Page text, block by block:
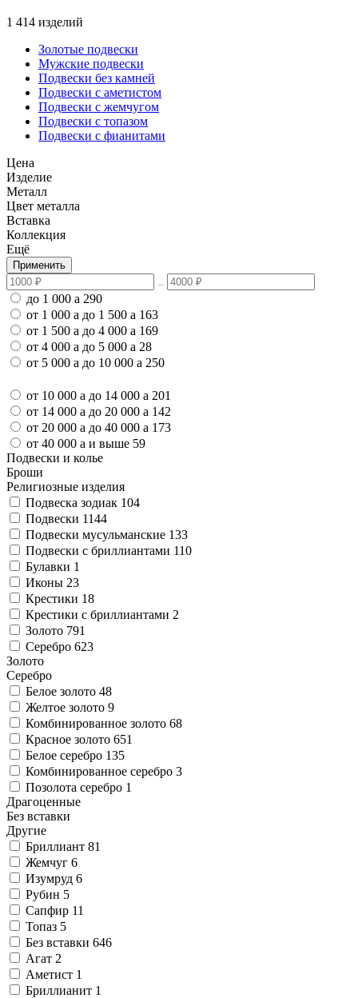
1 414 изделий
Золотые подвески
Мужские подвески
Подвески без камней
Подвески с аметистом
Подвески с жемчугом
Подвески с топазом
Подвески с фианитами
Цена
Изделие
Металл
Цвет металла
Вставка
Коллекция
Ещё
Применить
до 1 000 a 290
от 1 000 a до 1 500 a 163
от 1 500 a до 4 000 a 169
от 4 000 a до 5 000 a 28
от 5 000 a до 10 000 a 250
от 10 000 a до 14 000 a 201
от 14 000 a до 20 000 a 142
от 20 000 a до 40 000 a 173
от 40 000 a и выше 59
Подвески и колье
Броши
Религиозные изделия
Подвеска зодиак 104
Подвески 1144
Подвески мусульманские 133
Подвески с бриллиантами 110
Булавки 1
Иконы 23
Крестики 18
Крестики с бриллиантами 2
Золото 791
Серебро 623
Золото
Серебро
Белое золото 48
Желтое золото 9
Комбинированное золото 68
Красное золото 651
Белое серебро 135
Комбинированное серебро 3
Позолота серебро 1
Драгоценные
Без вставки
Другие
Бриллиант 81
Жемчуг 6
Изумруд 6
Рубин 5
Сапфир 11
Топаз 5
Без вставки 646
Агат 2
Аметист 1
Бриллианит 1